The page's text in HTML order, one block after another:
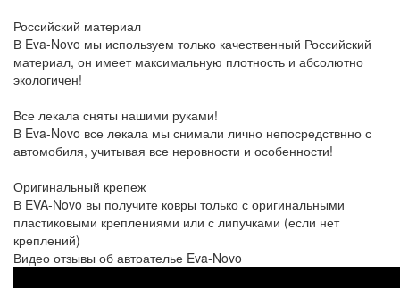
Российский материал
В Eva-Novo мы используем только качественный Российский
материал, он имеет максимальную плотность и абсолютно
экологичен!
Все лекала сняты нашими руками!
В Eva-Novo все лекала мы снимали лично непосредствнно с
автомобиля, учитывая все неровности и особенности!
Оригинальный крепеж
В EVA-Novo вы получите ковры только с оригинальными
пластиковыми креплениями или с липучками (если нет
креплений)
Видео отзывы об автоателье Eva-Novo